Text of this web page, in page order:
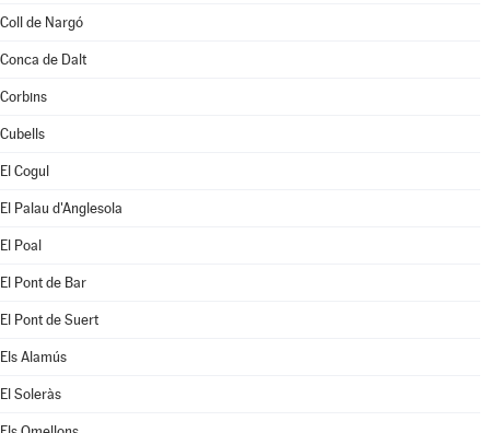
Coll de Nargó
Conca de Dalt
Corbins
Cubells
El Cogul
El Palau d'Anglesola
El Poal
El Pont de Bar
El Pont de Suert
Els Alamús
El Soleràs